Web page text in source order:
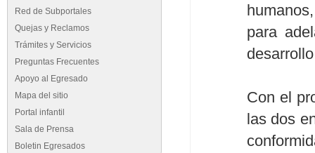
Red de Subportales
Quejas y Reclamos
Trámites y Servicios
Preguntas Frecuentes
Apoyo al Egresado
Mapa del sitio
Portal infantil
Sala de Prensa
Boletin Egresados
para
Con el
las dos